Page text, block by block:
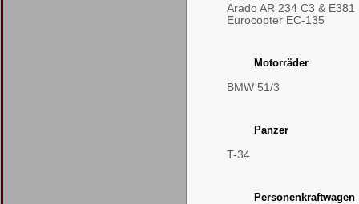
Arado AR 234 C3 & E381
Eurocopter EC-135
Motorräder
BMW 51/3
Panzer
T-34
Personenkraftwagen